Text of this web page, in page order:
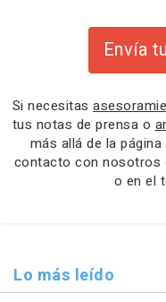
Envía
Si necesitas
tus notas de prensa o
más allá de la página
contacto con nosotros
o en el
Lo más leído